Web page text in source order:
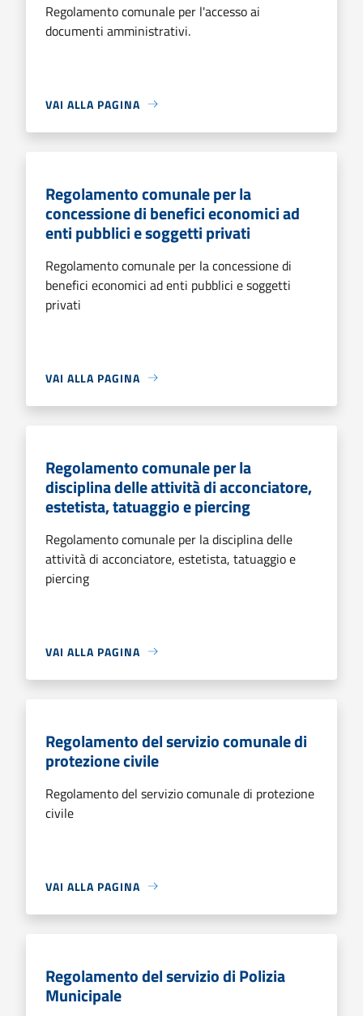
Regolamento comunale per l'accesso ai
documenti amministrativi.
VAI ALLA PAGINA
Regolamento comunale per la
concessione di benefici economici ad
enti pubblici e soggetti privati
Regolamento comunale per la concessione di
benefici economici ad enti pubblici e soggetti
privati
VAI ALLA PAGINA
Regolamento comunale per la
disciplina delle attività di acconciatore,
estetista, tatuaggio e piercing
Regolamento comunale per la disciplina delle
attività di acconciatore, estetista, tatuaggio e
piercing
VAI ALLA PAGINA
Regolamento del servizio comunale di
protezione civile
Regolamento del servizio comunale di protezione
civile
VAI ALLA PAGINA
Regolamento del servizio di Polizia
Municipale